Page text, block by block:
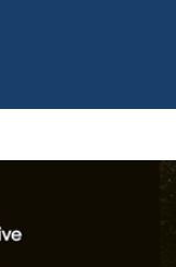
GALAXY BUDS LIVE